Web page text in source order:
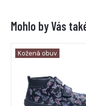
Mohlo by Vás
Kožená obuv